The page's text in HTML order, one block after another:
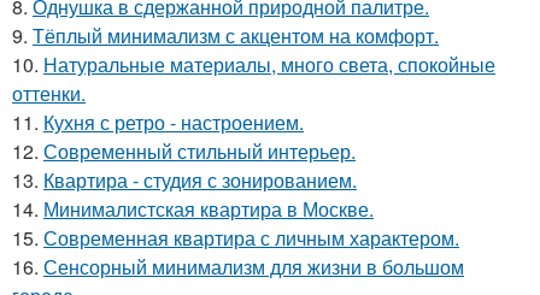
8. Однушка в сдержанной природной палитре.
9. Тёплый минимализм с акцентом на комфорт.
10. Натуральные материалы, много света, спокойные
оттенки.
11. Кухня с ретро - настроением.
12. Современный стильный интерьер.
13. Квартира - студия с зонированием.
14. Минималистская квартира в Москве.
15. Современная квартира с личным характером.
16. Сенсорный минимализм для жизни в большом